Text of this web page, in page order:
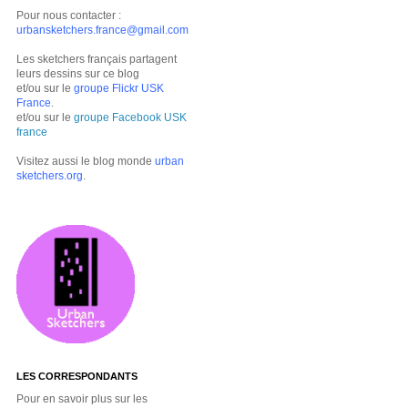
Pour nous contacter :
urbansketchers.france@gmail.com
Les sketchers français partagent
leurs dessins sur ce blog
et/ou sur le groupe Flickr USK
France
et/ou sur le groupe Facebook USK
france
Visitez aussi le blog monde urban
sketchers.org
LES CORRESPONDANTS
Pour en savoir plus sur les